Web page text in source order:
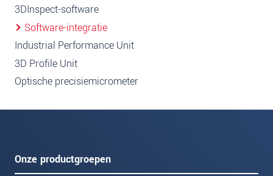
3DInspect-software
Software-integratie
Industrial Performance Unit
3D Profile Unit
Optische precisiemicrometer
Onze productgroepen